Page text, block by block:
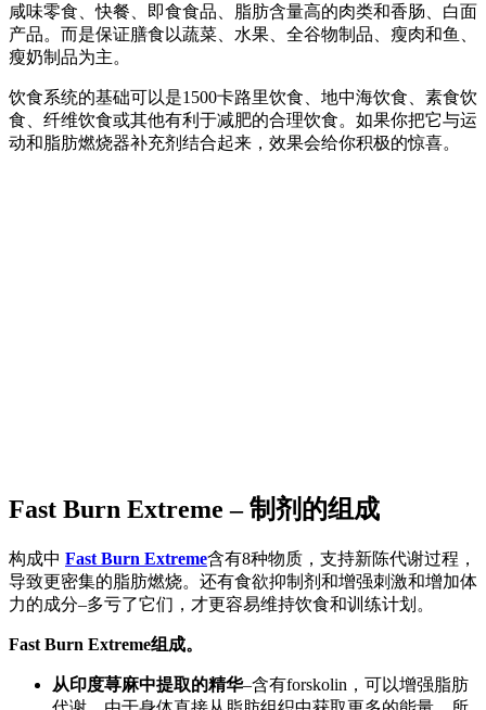
咸味零食、快餐、即食食品、脂肪含量高的肉类和香肠、白面
产品。而是保证膳食以蔬菜、水果、全谷物制品、瘦肉和鱼、
瘦奶制品为主。
饮食系统的基础可以是1500卡路里饮食、地中海饮食、素食饮
食、纤维饮食或其他有利于减肥的合理饮食。如果你把它与运
动和脂肪燃烧器补充剂结合起来，效果会给你积极的惊喜。
Fast Burn Extreme – 制剂的组成
构成中 Fast Burn Extreme含有8种物质，支持新陈代谢过程，
导致更密集的脂肪燃烧。还有食欲抑制剂和增强刺激和增加体
力的成分–多亏了它们，才更容易维持饮食和训练计划。
Fast Burn Extreme组成。
从印度荨麻中提取的精华–含有forskolin，可以增强脂肪